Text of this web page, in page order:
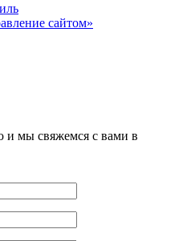
сайтом»
и мы свяжемся с вами в